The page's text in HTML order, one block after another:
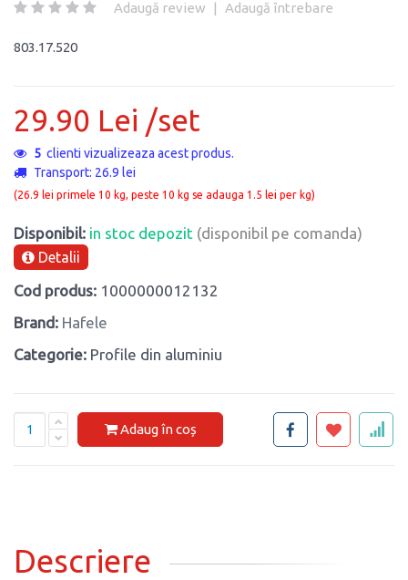
Adaugă review | Adaugă întrebare
803.17.520
29.90 Lei /set
5 clienti vizualizeaza acest produs.
Transport: 26.9 lei
(26.9 lei primele 10 kg, peste 10 kg se adauga 1.5 lei per kg)
Disponibil: in stoc depozit (disponibil pe comanda)
Detalii
Cod produs: 1000000012132
Brand: Hafele
Categorie: Profile din aluminiu
Adaug în coș
Descriere